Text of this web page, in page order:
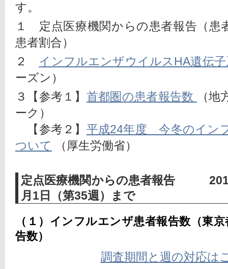
す。
１　定点医療機関からの患者報告（患
患者割合）
２ インフルエンザウイルスHA遺伝
ーズン）
３【参考１】 首都圏の患者報告数
（
ーク）
【参考２】 平成24年度　今冬のイン
ついて
（厚生労働省）
定点医療機関からの患者報告
月1日（第35週）まで
（１）インフルエンザ患者報告数（東
告数）
調査期間と週の対応は